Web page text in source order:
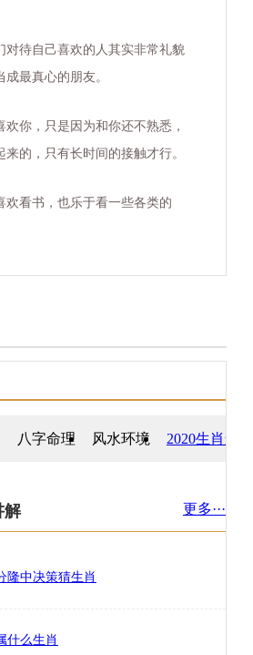
对待自己喜欢的人其实非常礼貌
最真心的朋友。
你，只是因为和你还不熟悉，
的，只有长时间的接触才行。
看书，也乐于看一些各类的
八字命理 风水环境 2020生肖运势
解 更多···
隆中决策猜生肖
什么生肖